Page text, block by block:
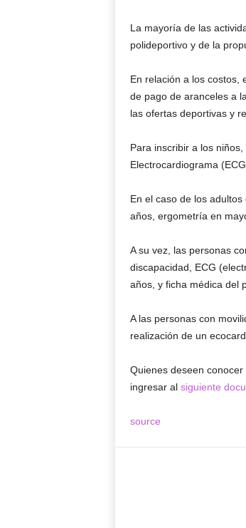
La mayoría de las
polideportivo y de la
En relación a los costos,
de pago de aranceles a
las ofertas deportivas y
Para inscribir a los
Electrocardiograma
En el caso de los
años, ergometría en
A su vez, las personas
discapacidad, ECG
años, y ficha médica del
A las personas con
realización de un
Quienes deseen
ingresar al siguiente
source